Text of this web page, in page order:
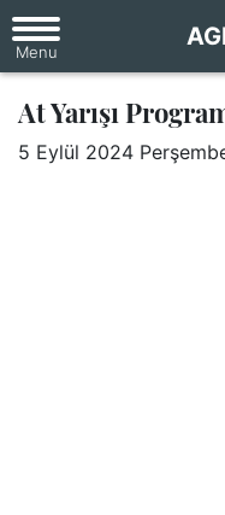
At Yarışı
5 Eylül 2024